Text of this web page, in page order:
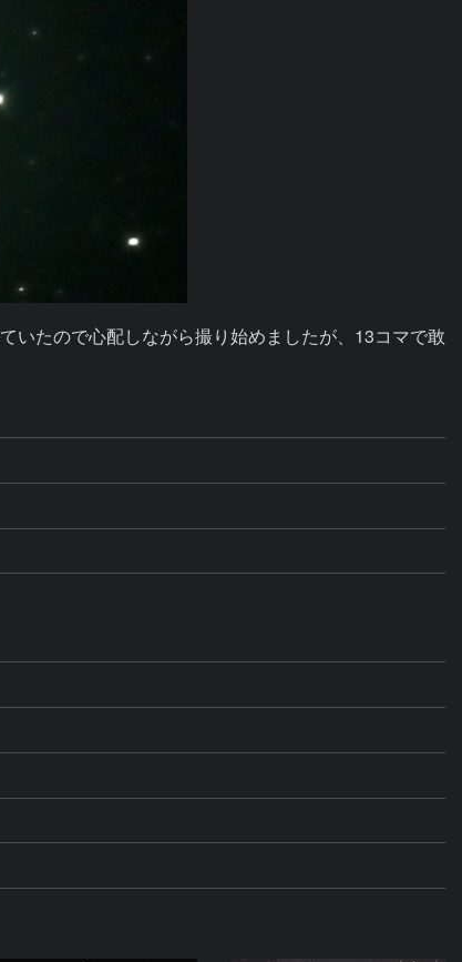
いたので心配しながら撮り始めましたが、13コマで敢